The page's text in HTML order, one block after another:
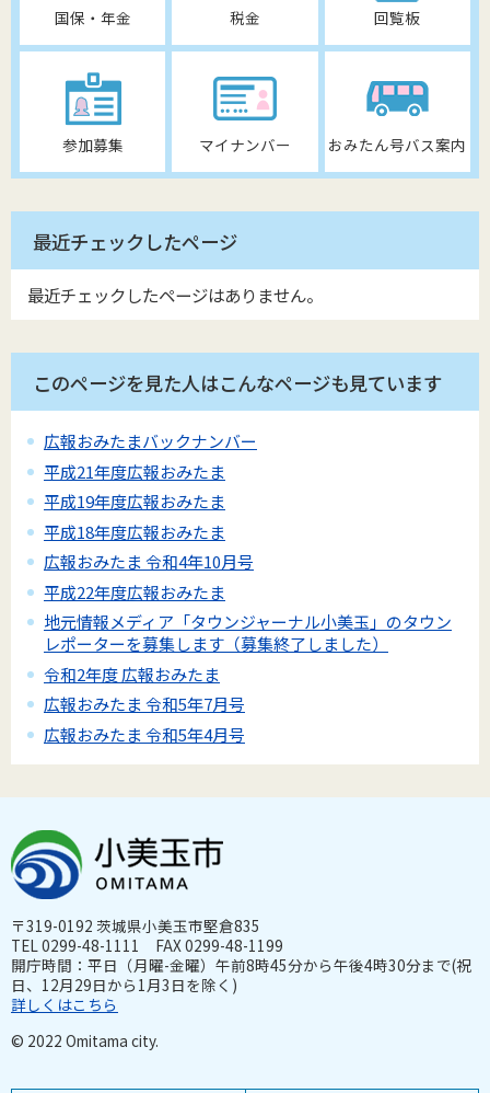
国保・年金 税金 回覧板
参加募集 マイナンバー おみたん号バス案内
最近チェックしたページ
最近チェックしたページはありません。
このページを見た人はこんなページも見ています
広報おみたまバックナンバー
平成21年度広報おみたま
平成19年度広報おみたま
平成18年度広報おみたま
広報おみたま 令和4年10月号
平成22年度広報おみたま
地元情報メディア「タウンジャーナル小美玉」のタウン
レポーターを募集します（募集終了しました）
令和2年度 広報おみたま
広報おみたま 令和5年7月号
広報おみたま 令和5年4月号
〒319-0192 茨城県小美玉市堅倉835
TEL 0299-48-1111 FAX 0299-48-1199
開庁時間：平日（月曜-金曜）午前8時45分から午後4時30分まで(祝
日、12月29日から1月3日を除く)
詳しくはこちら
© 2022 Omitama city.